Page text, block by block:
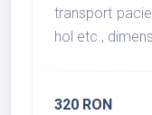
transport
hol etc.,
320 RON